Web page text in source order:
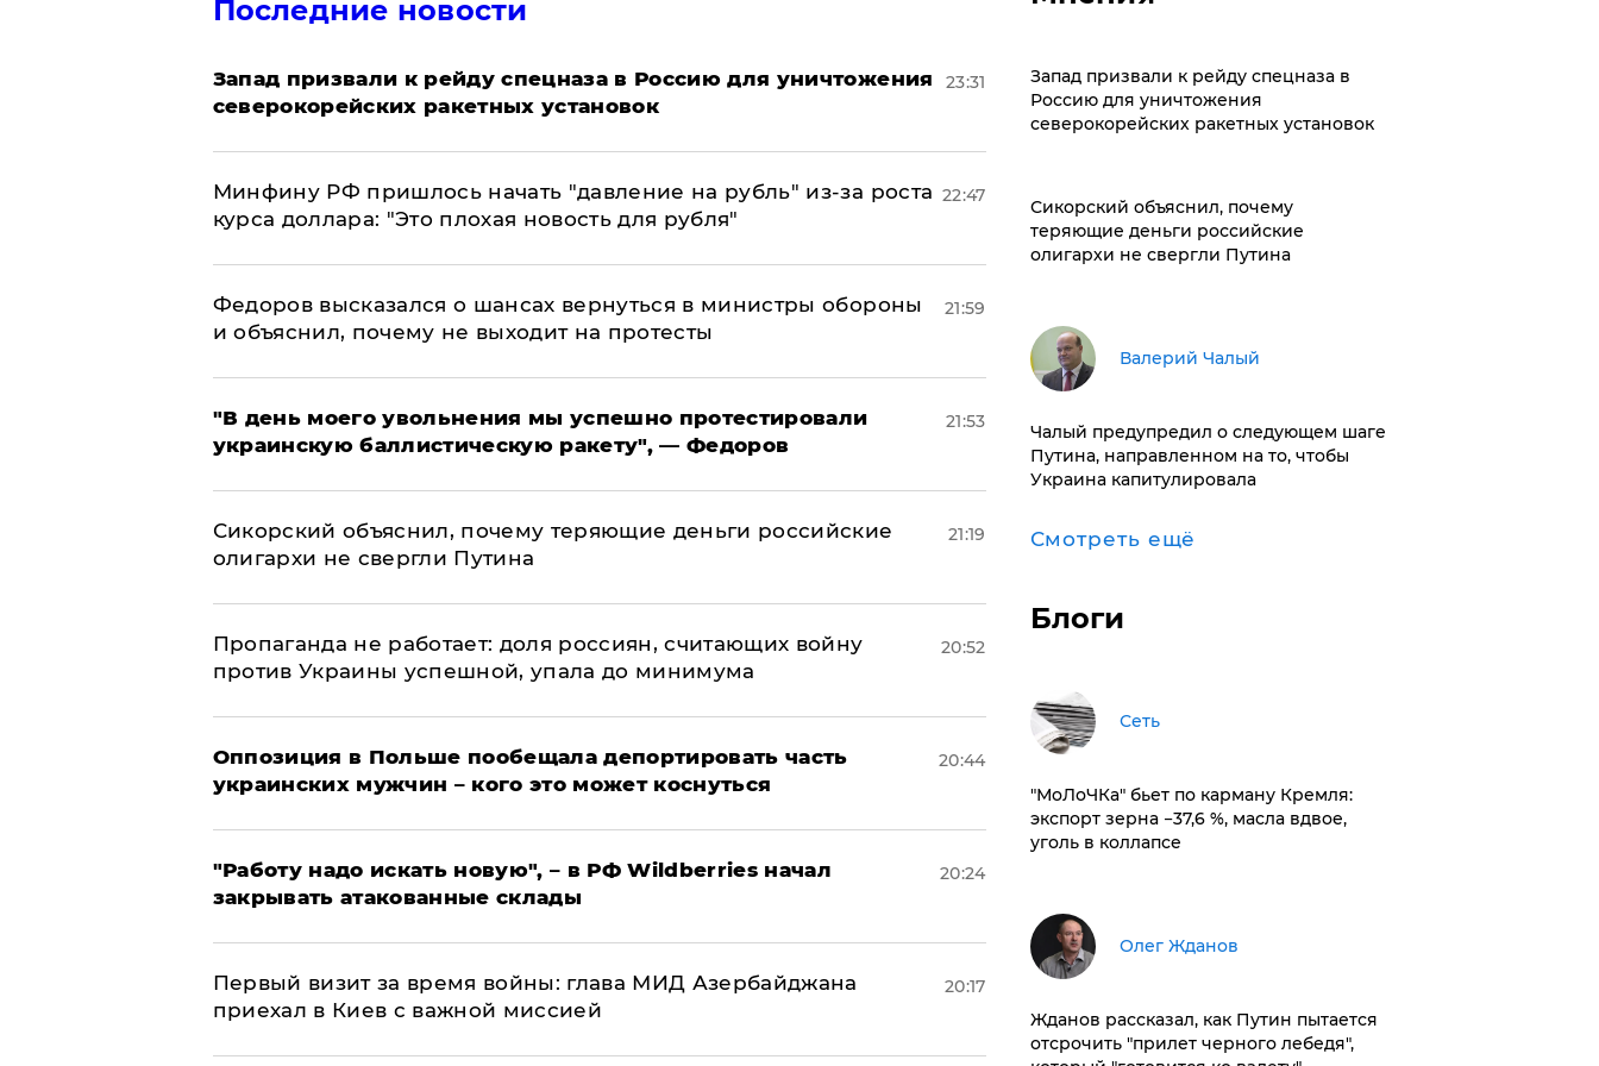
Последние новости
Запад призвали к рейду спецназа в Россию для уничтожения
северокорейских ракетных установок
23:31
Минфину РФ пришлось начать "давление на рубль" из-за роста
курса доллара: "Это плохая новость для рубля"
22:47
Федоров высказался о шансах вернуться в министры обороны
и объяснил, почему не выходит на протесты
21:59
​"В день моего увольнения мы успешно протестировали
украинскую баллистическую ракету", — Федоров
21:53
Сикорский объяснил, почему теряющие деньги российские
олигархи не свергли Путина
21:19
​Пропаганда не работает: доля россиян, считающих войну
против Украины успешной, упала до минимума
20:52
Оппозиция в Польше пообещала депортировать часть
украинских мужчин – кого это может коснуться
20:44
"Работу надо искать новую", – в РФ Wildberries начал
закрывать атакованные склады
20:24
Первый визит за время войны: глава МИД Азербайджана
приехал в Киев с важной миссией
20:17
Запад призвали к рейду спецназа в
Россию для уничтожения
северокорейских ракетных установок
Сикорский объяснил, почему
теряющие деньги российские
олигархи не свергли Путина
Валерий Чалый
Чалый предупредил о следующем шаге
Путина, направленном на то, чтобы
Украина капитулировала
Смотреть ещё
Блоги
Сеть
​"МоЛоЧКа" бьет по карману Кремля:
экспорт зерна −37,6 %, масла вдвое,
уголь в коллапсе
Олег Жданов
Жданов рассказал, как Путин пытается
отсрочить "прилет черного лебедя",